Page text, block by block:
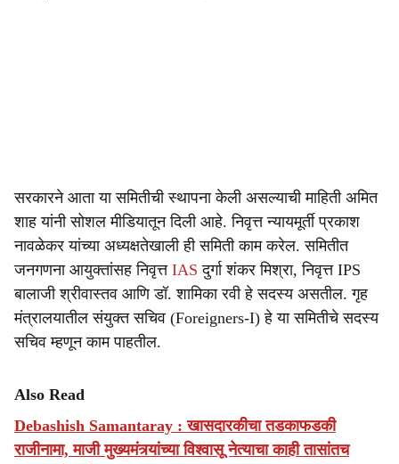
सरकारने आता या समितीची स्थापना केली असल्याची माहिती अमित
शाह यांनी सोशल मीडियातून दिली आहे. निवृत्त न्यायमूर्ती प्रकाश
नावळेकर यांच्या अध्यक्षतेखाली ही समिती काम करेल. समितीत
जनगणना आयुक्तांसह निवृत्त IAS दुर्गा शंकर मिश्रा, निवृत्त IPS
बालाजी श्रीवास्तव आणि डॉ. शामिका रवी हे सदस्य असतील. गृह
मंत्रालयातील संयुक्त सचिव (Foreigners-I) हे या समितीचे सदस्य
सचिव म्हणून काम पाहतील.
Also Read
Debashish Samantaray : खासदारकीचा तडकाफडकी
राजीनामा, माजी मुख्यमंत्र्यांच्या विश्वासू नेत्याचा काही तासांतच